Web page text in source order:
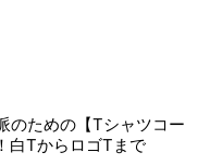
のための【Tシャツコー
白TからロゴTまで